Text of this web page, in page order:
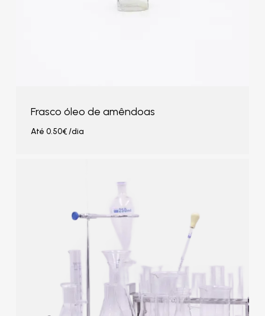
Frasco óleo de amêndoas
Até 0.50€/dia